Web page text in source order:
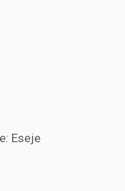
Eseje